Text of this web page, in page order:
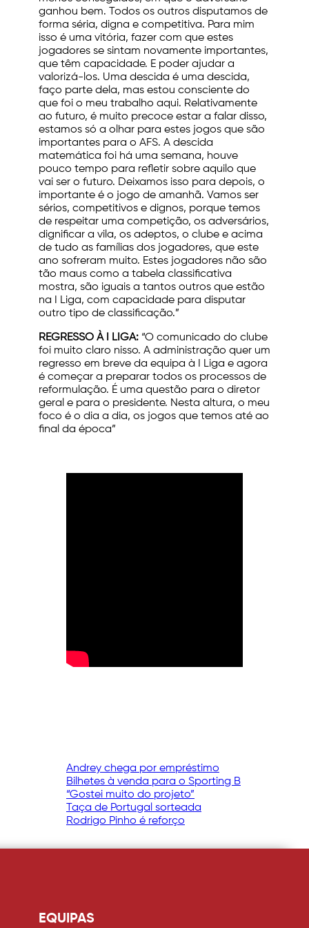
ganhou bem. Todos os outros disputamos de
forma séria, digna e competitiva. Para mim
isso é uma vitória, fazer com que estes
jogadores se sintam novamente importantes,
que têm capacidade. E poder ajudar a
valorizá-los. Uma descida é uma descida,
faço parte dela, mas estou consciente do
que foi o meu trabalho aqui. Relativamente
ao futuro, é muito precoce estar a falar disso,
estamos só a olhar para estes jogos que são
importantes para o AFS. A descida
matemática foi há uma semana, houve
pouco tempo para refletir sobre aquilo que
vai ser o futuro. Deixamos isso para depois, o
importante é o jogo de amanhã. Vamos ser
sérios, competitivos e dignos, porque temos
de respeitar uma competição, os adversários,
dignificar a vila, os adeptos, o clube e acima
de tudo as famílias dos jogadores, que este
ano sofreram muito. Estes jogadores não são
tão maus como a tabela classificativa
mostra, são iguais a tantos outros que estão
na I Liga, com capacidade para disputar
outro tipo de classificação.”
REGRESSO À I LIGA: “O comunicado do clube
foi muito claro nisso. A administração quer um
regresso em breve da equipa à I Liga e agora
é começar a preparar todos os processos de
reformulação. É uma questão para o diretor
geral e para o presidente. Nesta altura, o meu
foco é o dia a dia, os jogos que temos até ao
final da época”
Andrey chega por empréstimo
Bilhetes à venda para o Sporting B
“Gostei muito do projeto”
Taça de Portugal sorteada
Rodrigo Pinho é reforço
EQUIPAS